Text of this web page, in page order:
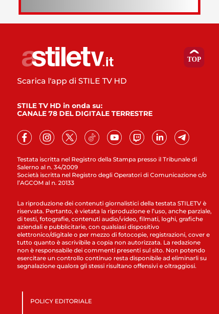
Testata iscritta nel Registro della Stampa presso il Tribunale di
Salerno al n. 34/2009
Società iscritta nel Registro degli Operatori di Comunicazione c/o
l’AGCOM al n. 20133
Scarica l'app di STILE TV HD
STILE TV HD in onda su:
CANALE 78 DEL DIGITALE TERRESTRE
La riproduzione dei contenuti giornalistici della testata STILETV è
riservata. Pertanto, è vietata la riproduzione e l’uso, anche parziale,
di testi, fotografie, contenuti audio/video, filmati, loghi, grafiche
aziendali e pubblicitarie, con qualsiasi dispositivo
elettronico/digitale o per mezzo di fotocopie, registrazioni, cover e
tutto quanto è ascrivibile a copia non autorizzata. La redazione
non è responsabile dei commenti presenti sul sito. Non potendo
esercitare un controllo continuo resta disponibile ad eliminarli su
segnalazione qualora gli stessi risultano offensivi e oltraggiosi.
POLICY EDITORIALE